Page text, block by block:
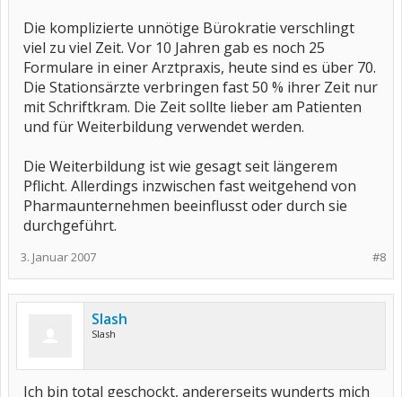
Die komplizierte unnötige Bürokratie verschlingt
viel zu viel Zeit. Vor 10 Jahren gab es noch 25
Formulare in einer Arztpraxis, heute sind es über 70.
Die Stationsärzte verbringen fast 50 % ihrer Zeit nur
mit Schriftkram. Die Zeit sollte lieber am Patienten
und für Weiterbildung verwendet werden.
Die Weiterbildung ist wie gesagt seit längerem
Pflicht. Allerdings inzwischen fast weitgehend von
Pharmaunternehmen beeinflusst oder durch sie
durchgeführt.
#8
3. Januar 2007
Slash
Slash
Ich bin total geschockt, andererseits wunderts mich